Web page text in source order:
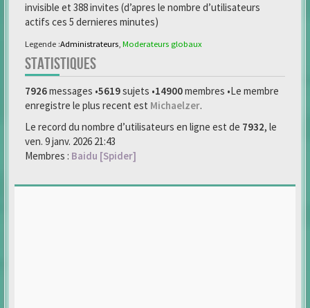
invisible et 388 invites (d’apres le nombre d’utilisateurs
actifs ces 5 dernieres minutes)
Legende :Administrateurs Moderateurs globaux
STATISTIQUES
7926messages •5619sujets •14900membres •Le membre
enregistre le plus recent est Michaelzer.
Le record du nombre d’utilisateurs en ligne est de 7932, le
ven. 9 janv. 2026 21:43
Membres : Baidu [Spider]